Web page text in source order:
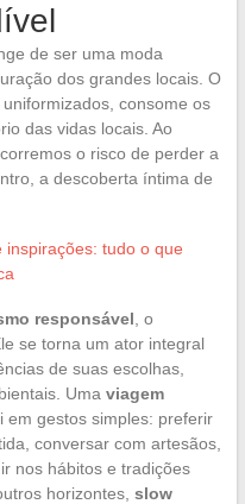
de ser uma moda
dos grandes locais. O
consome os
das vidas locais. Ao
o risco de perder a
a descoberta íntima de
inspirações: tudo o que
responsável , o
se torna um ator integral
de suas escolhas,
Uma viagem
em gestos simples: preferir
conversar com artesãos,
nos hábitos e tradições
horizontes, slow